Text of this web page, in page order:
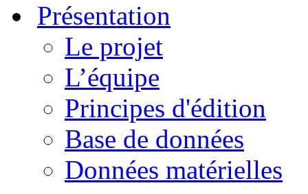
Présentation
Le projet
L’équipe
Principes d'édition
Base de données
Données matérielles